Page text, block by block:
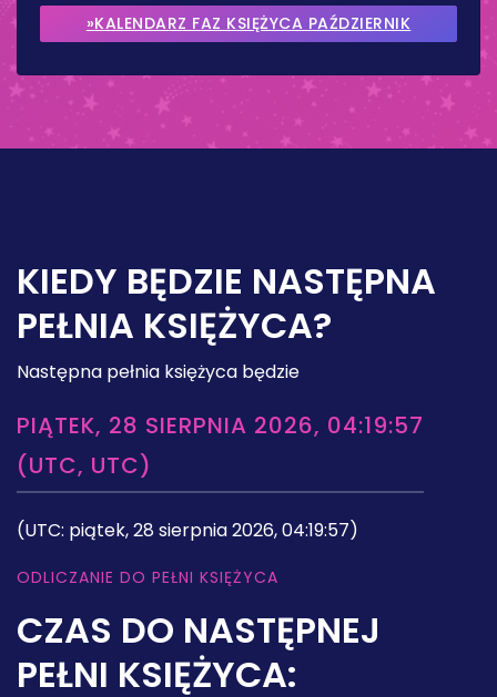
»KALENDARZ FAZ KSIĘŻYCA PAŹDZIERNIK
KIEDY BĘDZIE NASTĘPNA
PEŁNIA KSIĘŻYCA?
Następna pełnia księżyca będzie
PIĄTEK, 28 SIERPNIA 2026, 04:19:57
(UTC, UTC)
(UTC: piątek, 28 sierpnia 2026, 04:19:57)
ODLICZANIE DO PEŁNI KSIĘŻYCA
CZAS DO NASTĘPNEJ
PEŁNI KSIĘŻYCA: